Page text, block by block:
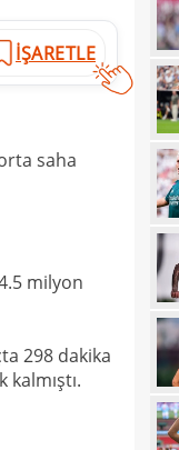
İŞARETLE
saha
milyon
298 dakika